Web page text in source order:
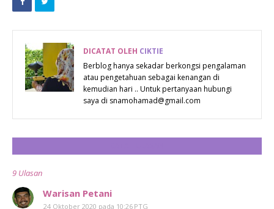
DICATAT OLEH CIKTIE
Berblog hanya sekadar berkongsi pengalaman
atau pengetahuan sebagai kenangan di
kemudian hari .. Untuk pertanyaan hubungi
saya di snamohamad@gmail.com
9 Ulasan
Warisan Petani
24 Oktober 2020 pada 10:26 PTG